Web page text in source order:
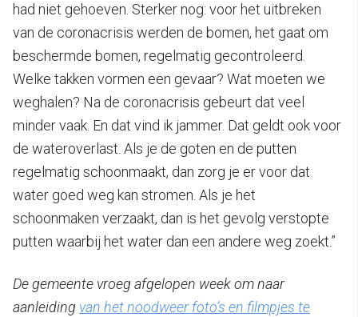
had niet gehoeven. Sterker nog: voor het uitbreken
van de coronacrisis werden de bomen, het gaat om
beschermde bomen, regelmatig gecontroleerd.
Welke takken vormen een gevaar? Wat moeten we
weghalen? Na de coronacrisis gebeurt dat veel
minder vaak. En dat vind ik jammer. Dat geldt ook voor
de wateroverlast. Als je de goten en de putten
regelmatig schoonmaakt, dan zorg je er voor dat
water goed weg kan stromen. Als je het
schoonmaken verzaakt, dan is het gevolg verstopte
putten waarbij het water dan een andere weg zoekt.”
De gemeente vroeg afgelopen week om naar
aanleiding van het noodweer foto’s en filmpjes te